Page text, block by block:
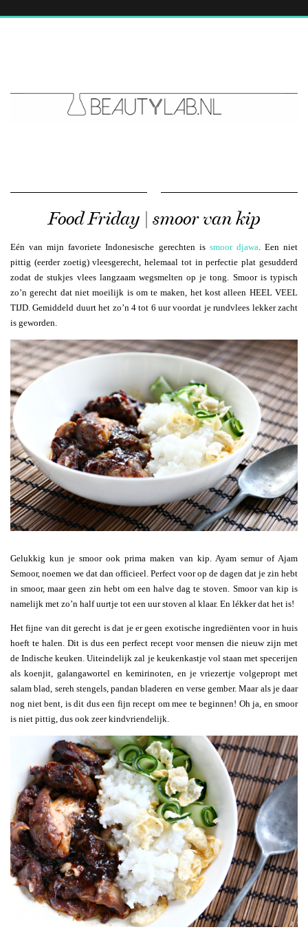
Food Friday | smoor van kip
Eén van mijn favoriete Indonesische gerechten is smoor djawa . Een niet
pittig (eerder zoetig) vleesgerecht, helemaal tot in perfectie plat gesudderd
zodat de stukjes vlees langzaam wegsmelten op je tong. Smoor is typisch
zo’n gerecht dat niet moeilijk is om te maken, het kost alleen HEEL VEEL
TIJD. Gemiddeld duurt het zo’n 4 tot 6 uur voordat je rundvlees lekker zacht
is geworden.
Gelukkig kun je smoor ook prima maken van kip. Ayam semur of Ajam
Semoor, noemen we dat dan officieel. Perfect voor op de dagen dat je zin hebt
in smoor, maar geen zin hebt om een halve dag te stoven. Smoor van kip is
namelijk met zo’n half uurtje tot een uur stoven al klaar. En lékker dat het is!
Het fijne van dit gerecht is dat je er geen exotische ingrediënten voor in huis
hoeft te halen. Dit is dus een perfect recept voor mensen die nieuw zijn met
de Indische keuken. Uiteindelijk zal je keukenkastje vol staan met specerijen
als koenjit, galangawortel en kemirinoten, en je vriezertje volgepropt met
salam blad, sereh stengels, pandan bladeren en verse gember. Maar als je daar
nog niet bent, is dit dus een fijn recept om mee te beginnen! Oh ja, en smoor
is niet pittig, dus ook zeer kindvriendelijk.